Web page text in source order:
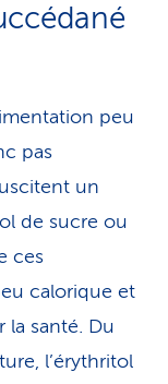
peu
pas
un
de sucre ou
ces
calorique et
santé. Du
l’érythritol